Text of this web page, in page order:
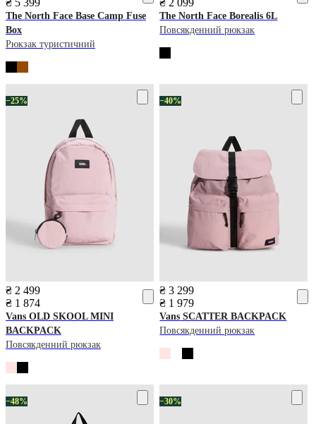
The North Face Base Camp Fuse
Box
Рюкзак туристичний
The North Face Borealis 6L
Повсякденний рюкзак
−25%
₴ 2 499
₴ 1 874
Vans OLD SKOOL MINI
BACKPACK
Повсякденний рюкзак
−40%
₴ 3 299
₴ 1 979
Vans SCATTER BACKPACK
Повсякденний рюкзак
−48% −30%